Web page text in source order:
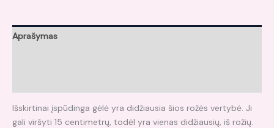
Aprašymas
Išskirtinai įspūdinga gėlė yra didžiausia šios rožės vertybė. Ji
gali viršyti 15 centimetrų, todėl yra vienas didžiausių, iš rožių.